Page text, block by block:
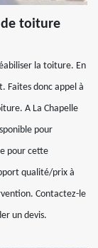
de toiture
la toiture. En
Faites donc appel à
A La Chapelle
pour
pour cette
qualité/prix à
Contactez-le
un devis.